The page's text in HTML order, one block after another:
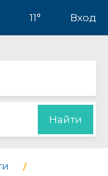
11° Вход
Найти